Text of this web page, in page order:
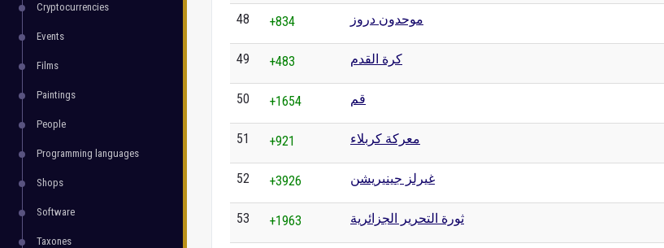
Cryptocurrencies
Events
Films
Paintings
People
Programming languages
Shops
Software
Taxones
48 +834 موحدون دروز
49 +483 كرة القدم
50 +1654 قم
51 +921 معركة كربلاء
52 +3926 غيرلز جينيريشن
53 +1963 ثورة التحرير الجزائرية